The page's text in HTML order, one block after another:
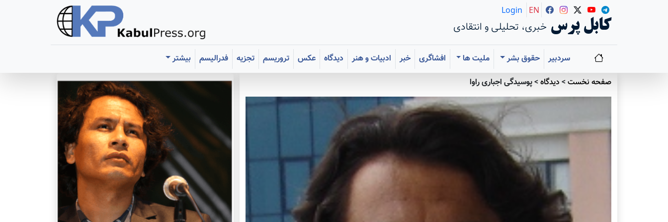
کابل پرس خبری، تحلیلی و انتقادی
Login EN
سردبیر حقوق بشر ملیت ها افشاگری خبر ادبیات و هنر دیدگاه عکس تروریسم تجزیه فدرالیسم
بیشتر
صفحه نخست> دیدگاه>پوسيدگی اجباری راوا